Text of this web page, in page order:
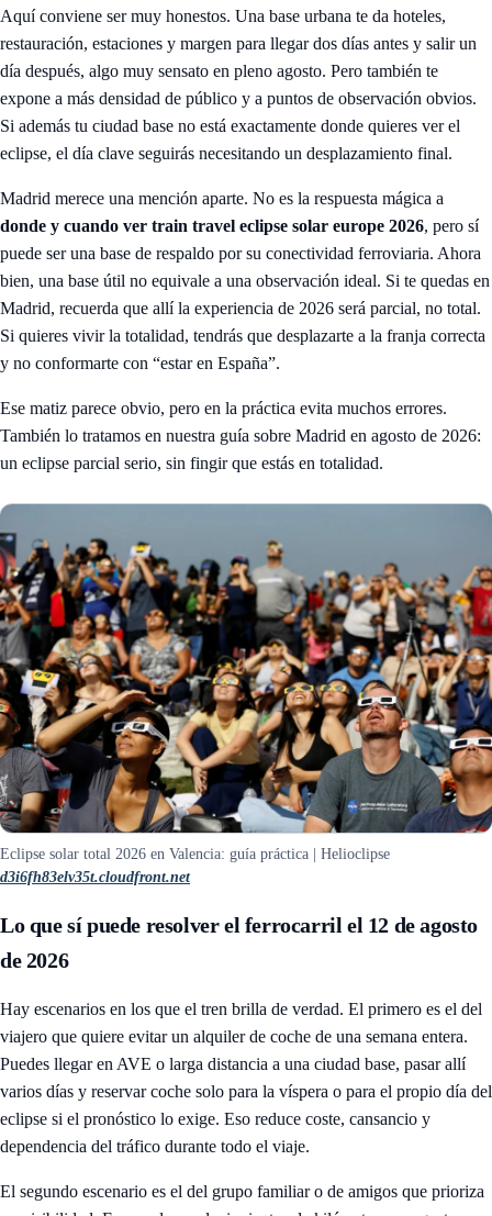
Aquí conviene ser muy honestos. Una base urbana te da hoteles,
restauración, estaciones y margen para llegar dos días antes y salir un
día después, algo muy sensato en pleno agosto. Pero también te
expone a más densidad de público y a puntos de observación obvios.
Si además tu ciudad base no está exactamente donde quieres ver el
eclipse, el día clave seguirás necesitando un desplazamiento final.
Madrid merece una mención aparte. No es la respuesta mágica a
donde y cuando ver train travel eclipse solar europe 2026, pero sí
puede ser una base de respaldo por su conectividad ferroviaria. Ahora
bien, una base útil no equivale a una observación ideal. Si te quedas en
Madrid, recuerda que allí la experiencia de 2026 será parcial, no total.
Si quieres vivir la totalidad, tendrás que desplazarte a la franja correcta
y no conformarte con “estar en España”.
Ese matiz parece obvio, pero en la práctica evita muchos errores.
También lo tratamos en nuestra guía sobre Madrid en agosto de 2026:
un eclipse parcial serio, sin fingir que estás en totalidad.
Eclipse solar total 2026 en Valencia: guía práctica | Helioclipse
d3i6fh83elv35t.cloudfront.net
Lo que sí puede resolver el ferrocarril el 12 de agosto
de 2026
Hay escenarios en los que el tren brilla de verdad. El primero es el del
viajero que quiere evitar un alquiler de coche de una semana entera.
Puedes llegar en AVE o larga distancia a una ciudad base, pasar allí
varios días y reservar coche solo para la víspera o para el propio día del
eclipse si el pronóstico lo exige. Eso reduce coste, cansancio y
dependencia del tráfico durante todo el viaje.
El segundo escenario es el del grupo familiar o de amigos que prioriza